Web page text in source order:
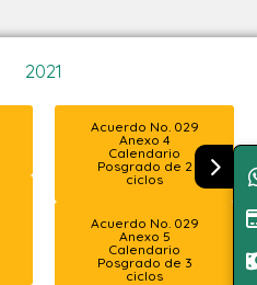
2021
Acuerdo No. 029
Anexo 4
Calendario
Posgrado de 2
ciclos
Acuerdo No. 029
Anexo 5
Calendario
Posgrado de 3
ciclos